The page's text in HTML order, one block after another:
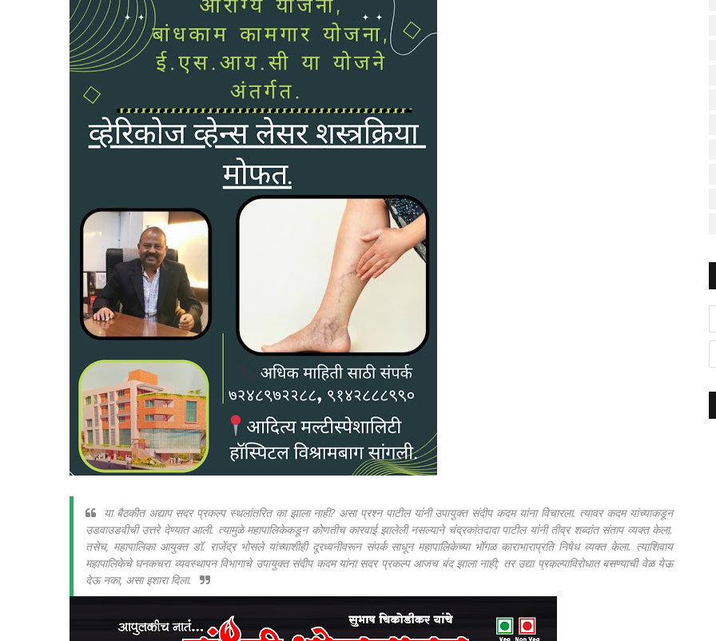
या बैठकीत अद्याप सदर प्रकल्प स्थलांतरित का झाला नाही? असा प्रश्न पाटील यांनी उपायुक्त संदीप कदम यांना विचारला. त्यावर कदम यांच्याकडून
उडवाउडवीची उत्तरे देण्यात आली. त्यामुळे महापालिकेकडून कोणतीच कारवाई झालेली नसल्याने चंद्रकांतदादा पाटील यांनी तीव्र शब्दांत संताप व्यक्त केला.
तसेच, महापालिका आयुक्त डॉ. राजेंद्र भोसले यांच्याशीही दूरध्वनीवरून संपर्क साधून महापालिकेच्या भोंगळ काराभाराप्रति निषेध व्यक्त केला. त्याशिवाय
महापालिकेचे घनकचरा व्यवस्थापन विभागाचे उपायुक्त संदीप कदम यांना सदर प्रकल्प आजच बंद झाला नाही; तर उद्या प्रकल्पाविरोधात बसण्याची वेळ येऊ
देऊ नका, असा इशारा दिला.